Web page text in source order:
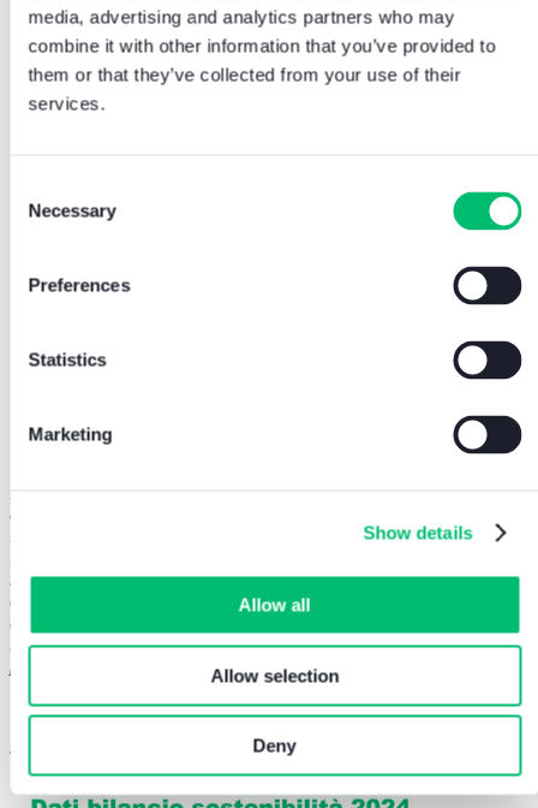
media, advertising and analytics partners who may
combine it with other information that you’ve provided to
them or that they’ve collected from your use of their
services.
Selection
Necessary
Preferences
Statistics
Marketing
Show details
Allow all
Allow selection
Deny
analisi di materialità, che Comelit ha integrato per anticipare futuri
requisiti normativi e che ci ha consentito di individuare impatti,
significativo è come il nostro Gruppo si stia muovendo con grande
coerenza sulla strada intrapresa, attraverso un coinvolgimento
attivo di tutti i collaboratori, sia nella raccolta dei dati, sia
nell’attuazione di iniziative concrete per migliorare le nostre
performance
Jacopo Brambilla, Regulatory Affair di Comelit Group